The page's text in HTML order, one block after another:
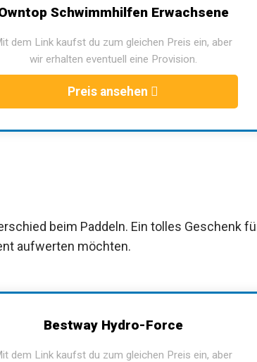
Schwimmhilfen Erwachsene
dem Link kaufst du zum gleichen Preis ein, aber
wir erhalten eventuell eine Provision.
Preis ansehen
beim Paddeln. Ein tolles Geschenk
aufwerten möchten.
Bestway Hydro-Force
dem Link kaufst du zum gleichen Preis ein, aber